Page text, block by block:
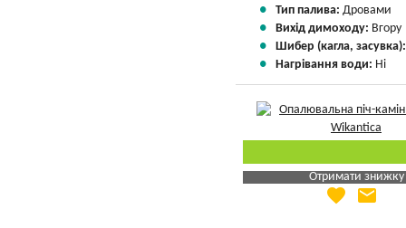
Тип палива: Дровами
Вихід димоходу: Вгору
Шибер (кагла,
Нагрівання води: Ні
Отримати знижку
Яка Ваша ціна
favorite email